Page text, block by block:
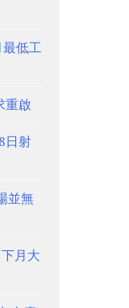
低工
重啟
日射
並無
月大